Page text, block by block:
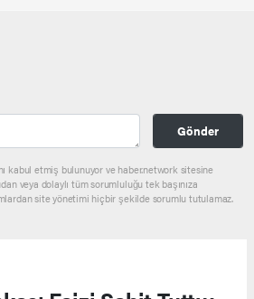
Gönder
kabul etmiş bulunuyor ve haber.network sitesine
veya dolaylı tüm sorumluluğu tek başınıza
site yönetimi hiçbir şekilde sorumlu tutulamaz.